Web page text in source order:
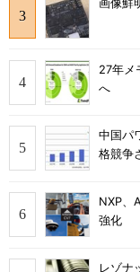
画像鮮
27年メ
へ
中国パ
格競争
NXP、
強化
レゾナ